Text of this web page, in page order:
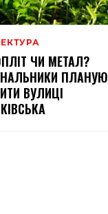
ЧИ МЕТАЛ?
ВУЛИЦІ